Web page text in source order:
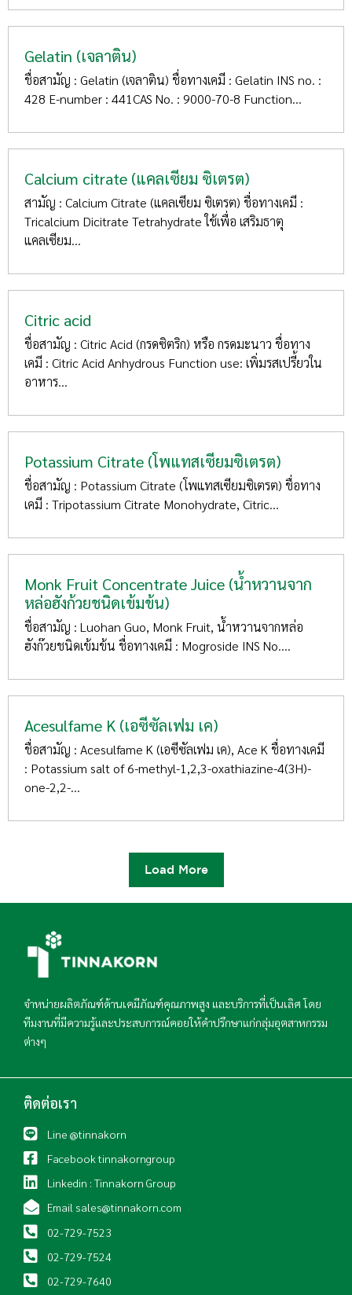
Gelatin (เจลาติน)
ชื่อสามัญ : Gelatin (เจลาติน) ชื่อทางเคมี : Gelatin INS no. :
428 E-number : 441CAS No. : 9000-70-8 Function...
Calcium citrate (แคลเซียม ซิเตรต)
สามัญ : Calcium Citrate (แคลเซียม ซิเตรต) ชื่อทางเคมี :
Tricalcium Dicitrate Tetrahydrate ใช้เพื่อ เสริมธาตุ
แคลเซียม...
Citric acid
ชื่อสามัญ : Citric Acid (กรดซิตริก) หรือ กรดมะนาว ชื่อทาง
เคมี : Citric Acid Anhydrous Function use: เพิ่มรสเปรี้ยวใน
อาหาร...
Potassium Citrate (โพแทสเซียมซิเตรต)
ชื่อสามัญ : Potassium Citrate (โพแทสเซียมซิเตรต) ชื่อทาง
เคมี : Tripotassium Citrate Monohydrate, Citric...
Monk Fruit Concentrate Juice (น้ำหวานจาก
หล่อฮังก้วยชนิดเข้มข้น)
ชื่อสามัญ : Luohan Guo, Monk Fruit, น้ำหวานจากหล่อ
ฮังก๊วยชนิดเข้มข้น ชื่อทางเคมี : Mogroside INS No....
Acesulfame K (เอซีซัลเฟม เค)
ชื่อสามัญ : Acesulfame K (เอซีซัลเฟม เค), Ace K ชื่อทางเคมี
: Potassium salt of 6-methyl-1,2,3-oxathiazine-4(3H)-
one-2,2-...
Load More
จำหน่ายผลิตภัณฑ์ด้านเคมีภัณฑ์คุณภาพสูง และบริการที่เป็นเลิศ โดย
ทีมงานที่มีความรู้และประสบการณ์คอยให้คำปรึกษาแก่กลุ่มอุตสาหกรรม
ต่างๆ
ติดต่อเรา
Line @tinnakorn
Facebook tinnakorngroup
Linkedin : Tinnakorn Group
Email sales@tinnakorn.com
02-729-7523
02-729-7524
02-729-7640